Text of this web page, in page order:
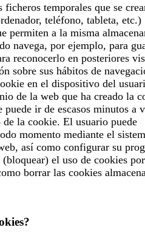
ficheros temporales que se
teléfono, tableta, etc.)
permiten a la misma
navega, por ejemplo, para
reconocerlo en posteriores
sobre sus hábitos de
en el dispositivo del
de la web que ha creado la
ir de escasos minutos a
la cookie. El usuario puede
momento mediante el
así como configurar su
el uso de cookies
borrar las cookies